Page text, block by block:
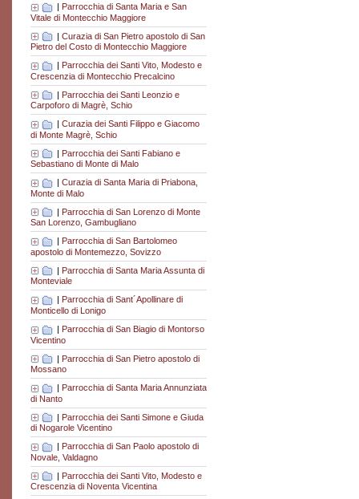
| Parrocchia di Santa Maria e San
Vitale di Montecchio Maggiore
| Curazia di San Pietro apostolo di San
Pietro del Costo di Montecchio Maggiore
| Parrocchia dei Santi Vito, Modesto e
Crescenzia di Montecchio Precalcino
| Parrocchia dei Santi Leonzio e
Carpoforo di Magrè, Schio
| Curazia dei Santi Filippo e Giacomo
di Monte Magrè, Schio
| Parrocchia dei Santi Fabiano e
Sebastiano di Monte di Malo
Curazia di Santa Maria di Priabona,
Monte di Malo
| Parrocchia di San Lorenzo di Monte
San Lorenzo, Gambugliano
Parrocchia di San Bartolomeo
apostolo di Montemezzo, Sovizzo
| Parrocchia di Santa Maria Assunta di
Monteviale
Parrocchia di Sant´Apollinare di
Monticello di Lonigo
| Parrocchia di San Biagio di Montorso
Vicentino
| Parrocchia di San Pietro apostolo di
Mossano
| Parrocchia di Santa Maria Annunziata
di Nanto
| Parrocchia dei Santi Simone e Giuda
di Nogarole Vicentino
| Parrocchia di San Paolo apostolo di
Novale, Valdagno
| Parrocchia dei Santi Vito, Modesto e
Crescenzia di Noventa Vicentina